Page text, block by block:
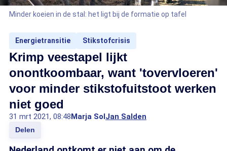
Minder koeien in de stal: het ligt bij de formatie op tafel
Energietransitie Stikstofcrisis
Krimp veestapel lijkt
onontkoombaar, want 'tovervloeren'
voor minder stikstofuitstoot werken
niet goed
31 mrt 2021, 08:48Marja SolJan Salden
Delen